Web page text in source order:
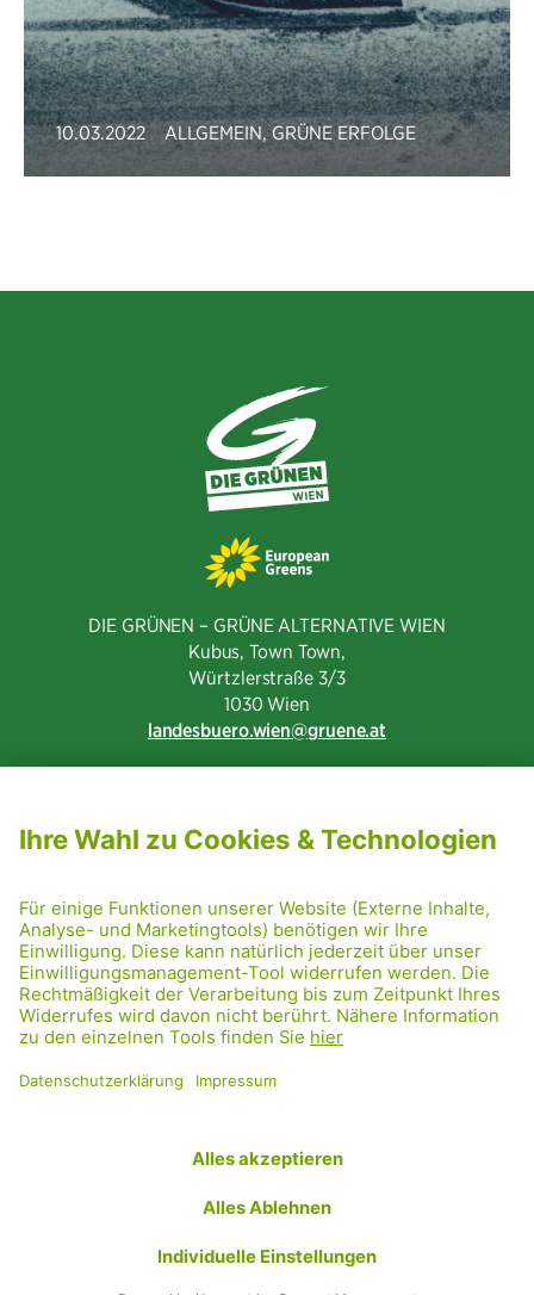
10.03.2022 ALLGEMEIN,GRÜNE ERFOLGE
DIE GRÜNEN – GRÜNE ALTERNATIVE WIEN
Kubus, Town Town,
Würtzlerstraße 3/3​
1030 Wien
landesbuero.wien
gruene.at
PRESSE
GRÜNE RADRETTUNG
FRIDAY NIGHTSKATING
NETIQUETTE
DATENSCHUTZ
TRANSPARENZ
Facebook
TwitterInstagram